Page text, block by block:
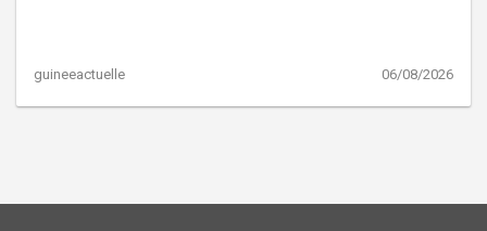
guineeactuelle 06/08/2026